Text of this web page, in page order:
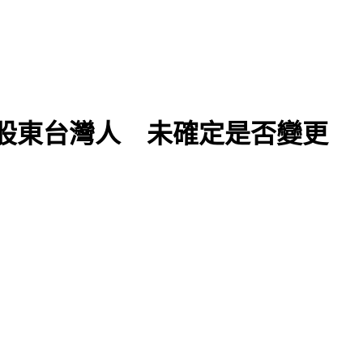
底棄守
東台灣人 未確定是否變更